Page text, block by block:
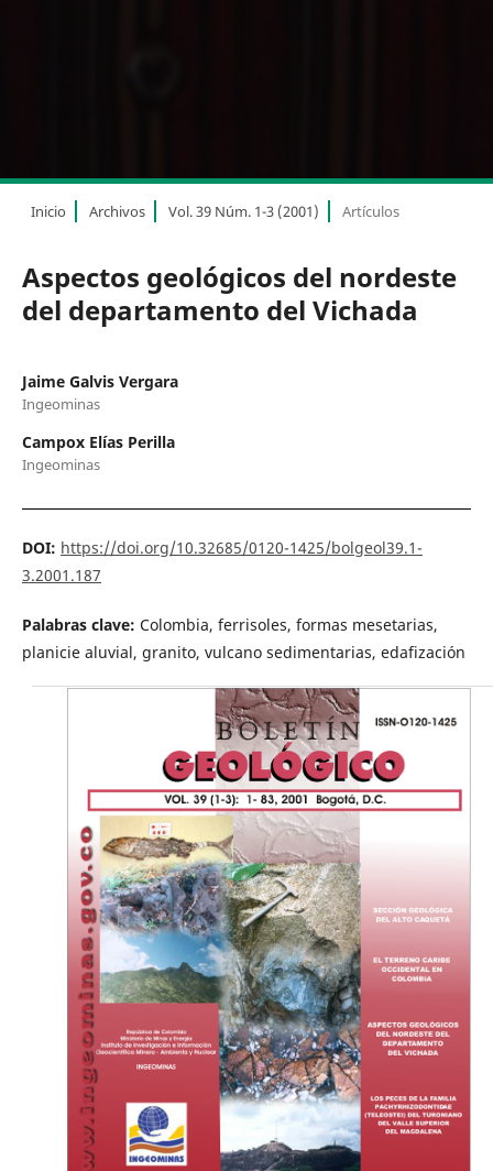
Inicio Archivos Vol. 39 Núm. 1-3 (2001) Artículos
Aspectos geológicos del nordeste
del departamento del Vichada
Jaime Galvis Vergara
Ingeominas
Campox Elías Perilla
Ingeominas
DOI: https://doi.org/10.32685/0120-1425/bolgeol39.1-
3.2001.187
Palabras clave: Colombia, ferrisoles, formas mesetarias,
planicie aluvial, granito, vulcano sedimentarias, edafización